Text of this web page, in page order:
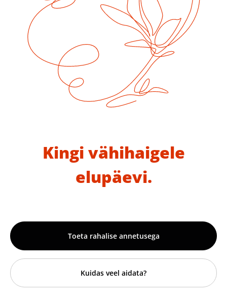
Kingi vähihaigele
elupäevi.
Toeta rahalise annetusega
Kuidas veel aidata?